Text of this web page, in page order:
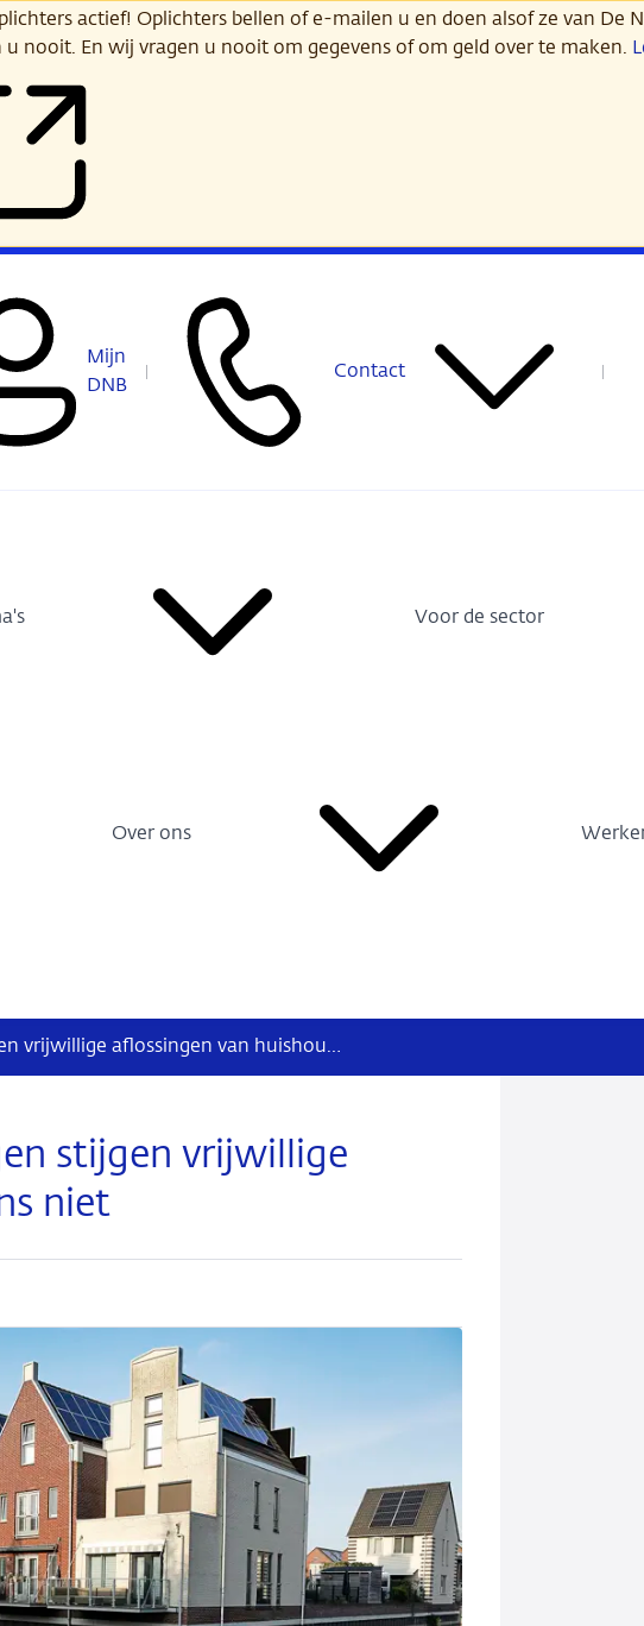
actief! Oplichters bellen of e-mailen u en doen alsof ze van De
nooit. En wij vragen u nooit om gegevens of om geld over te maken.
Mijn
DNB
Contact
Voor de sector
Over ons
Ondanks hogere besparingen stijgen vrijwillige aflossingen van huishoudens niet
stijgen vrijwillige
niet